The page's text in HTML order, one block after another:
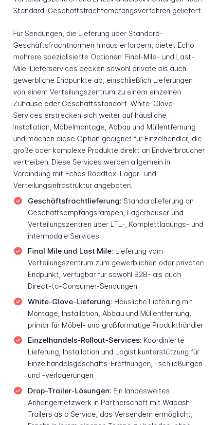
Standard-Geschäftsfrachtempfangsverfahren geliefert.
Für Sendungen, die Lieferung über Standard-
Geschäftsfrachtnormen hinaus erfordern, bietet Echo
mehrere spezialisierte Optionen. Final-Mile- und Last-
Mile-Lieferservices decken sowohl private als auch
gewerbliche Endpunkte ab, einschließlich Lieferungen
von einem Verteilungszentrum zu einem einzelnen
Zuhause oder Geschäftsstandort. White-Glove-
Services erstrecken sich weiter auf häusliche
Installation, Möbelmontage, Abbau und Müllentfernung
und machen diese Option geeignet für Einzelhändler, die
große oder komplexe Produkte direkt an Endverbraucher
vertreiben. Diese Services werden allgemein in
Verbindung mit Echos Roadtex-Lager- und
Verteilungsinfrastruktur angeboten.
Geschäftsfrachtlieferung: Standardlieferung an
Geschäftsempfangsrampen, Lagerhäuser und
Verteilungszentren über LTL-, Komplettladungs- und
intermodale Services
Final Mile und Last Mile: Lieferung vom
Verteilungszentrum zum gewerblichen oder privaten
Endpunkt, verfügbar für sowohl B2B- als auch
Direct-to-Consumer-Sendungen
White-Glove-Lieferung: Häusliche Lieferung mit
Montage, Installation, Abbau und Müllentfernung,
primär für Möbel- und großformatige Produkthändler
Einzelhandels-Rollout-Services: Koordinierte
Lieferung, Installation und Logistikunterstützung für
Einzelhandelsgeschäfts-Eröffnungen, -schließungen
und -verlagerungen
Drop-Trailer-Lösungen: Ein landesweites
Anhängernetzwerk in Partnerschaft mit Wabash
Trailers as a Service, das Versendern ermöglicht,